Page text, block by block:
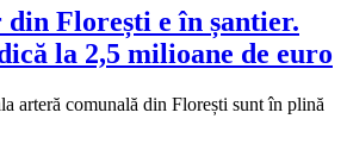
Florești e în șantier.
la 2,5 milioane de euro
arteră comunală din Florești sunt în plină